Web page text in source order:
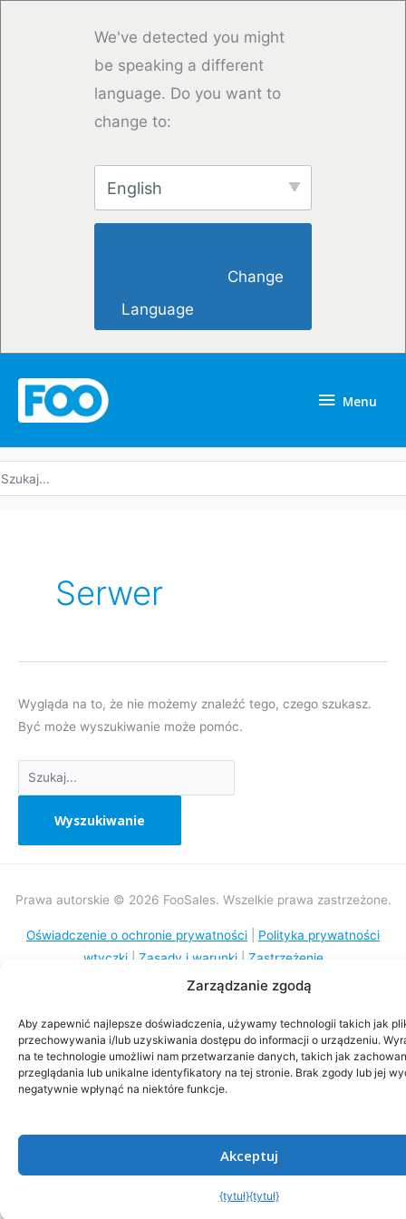
Zarządzanie zgodą
Aby zapewnić najlepsze doświadczenia, używamy technologii takich jak
przechowywania i/lub uzyskiwania dostępu do informacji o urządzeniu.
na te technologie umożliwi nam przetwarzanie danych, takich jak
przeglądania lub unikalne identyfikatory na tej stronie. Brak zgody lub jej
negatywnie wpłynąć na niektóre funkcje.
Akceptuj
{tytuł}{tytuł}
We've detected you might
be speaking a different
language. Do you want to
change to:
English
Language
Menu
Serwer
Wygląda na to, że nie możemy znaleźć tego, czego szukasz.
Być może wyszukiwanie może pomóc.
Prawa autorskie © 2026 FooSales. Wszelkie prawa zastrzeżone.
Oświadczenie o ochronie prywatności
Polityka prywatności
wtyczki| Zasady i warunki| Zastrzeżenie